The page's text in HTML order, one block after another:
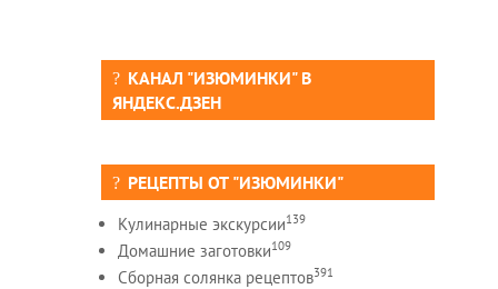
КАНАЛ "ИЗЮМИНКИ" В
ЯНДЕКС.ДЗЕН
РЕЦЕПТЫ ОТ "ИЗЮМИНКИ"
Кулинарные экскурсии139
Домашние заготовки109
Сборная солянка рецептов391